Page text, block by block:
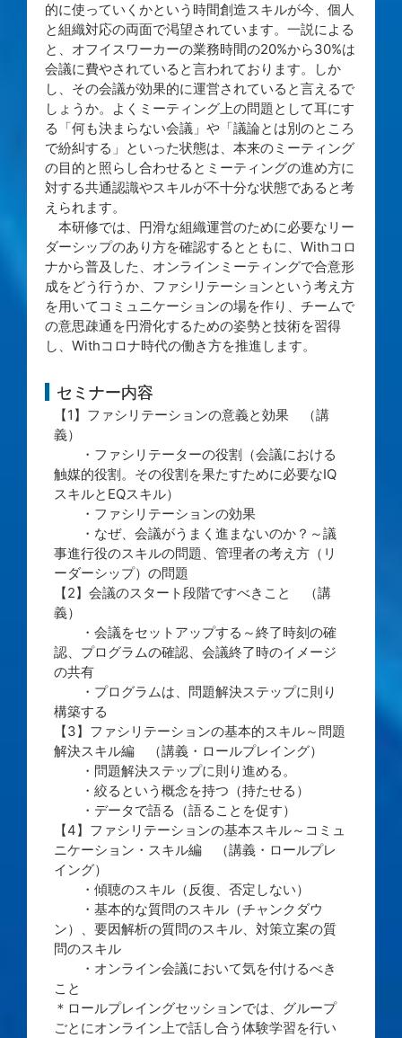
的に使っていくかという時間創造スキルが今、個人
と組織対応の両面で渇望されています。一説による
と、オフイスワーカーの業務時間の20%から30%は
会議に費やされていると言われております。しか
し、その会議が効果的に運営されていると言えるで
しょうか。よくミーティング上の問題として耳にす
る「何も決まらない会議」や「議論とは別のところ
で紛糾する」といった状態は、本来のミーティング
の目的と照らし合わせるとミーティングの進め方に
対する共通認識やスキルが不十分な状態であると考
えられます。
本研修では、円滑な組織運営のために必要なリー
ダーシップのあり方を確認するとともに、Withコロ
ナから普及した、オンラインミーティングで合意形
成をどう行うか、ファシリテーションという考え方
を用いてコミュニケーションの場を作り、チームで
の意思疎通を円滑化するための姿勢と技術を習得
し、Withコロナ時代の働き方を推進します。
セミナー内容
【1】ファシリテーションの意義と効果 （講
義）
・ファシリテーターの役割（会議における
触媒的役割。その役割を果たすために必要なIQ
スキルとEQスキル）
・ファシリテーションの効果
・なぜ、会議がうまく進まないのか？～議
事進行役のスキルの問題、管理者の考え方（リ
ーダーシップ）の問題
【2】会議のスタート段階ですべきこと （講
義）
・会議をセットアップする～終了時刻の確
認、プログラムの確認、会議終了時のイメージ
の共有
・プログラムは、問題解決ステップに則り
構築する
【3】ファシリテーションの基本的スキル～問題
解決スキル編 （講義・ロールプレイング）
・問題解決ステップに則り進める。
・絞るという概念を持つ（持たせる）
・データで語る（語ることを促す）
【4】ファシリテーションの基本スキル～コミュ
ニケーション・スキル編 （講義・ロールプレ
イング）
・傾聴のスキル（反復、否定しない）
・基本的な質問のスキル（チャンクダウ
ン）、要因解析の質問のスキル、対策立案の質
問のスキル
・オンライン会議において気を付けるべき
こと
＊ロールプレイングセッションでは、グループ
ごとにオンライン上で話し合う体験学習を行い